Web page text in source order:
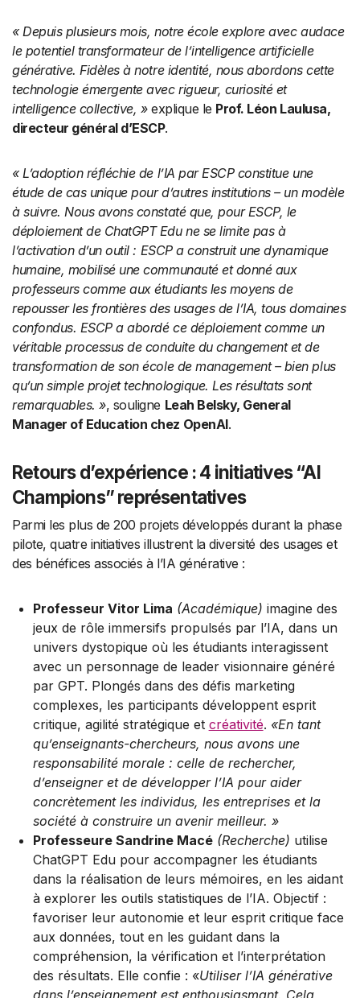
« Depuis plusieurs mois, notre école explore avec audace
le potentiel transformateur de l’intelligence artificielle
générative. Fidèles à notre identité, nous abordons cette
technologie émergente avec rigueur, curiosité et
intelligence collective, »explique le Prof. Léon Laulusa,
directeur général d’ESCP.
« L’adoption réfléchie de l’IA par ESCP constitue une
étude de cas unique pour d’autres institutions – un modèle
à suivre. Nous avons constaté que, pour ESCP, le
déploiement de ChatGPT Edu ne se limite pas à
l’activation d’un outil : ESCP a construit une dynamique
humaine, mobilisé une communauté et donné aux
professeurs comme aux étudiants les moyens de
repousser les frontières des usages de l’IA, tous domaines
confondus. ESCP a abordé ce déploiement comme un
véritable processus de conduite du changement et de
transformation de son école de management – bien plus
qu’un simple projet technologique. Les résultats sont
remarquables. », souligne Leah Belsky, General
Manager of Education chez OpenAI.
Retours d’expérience : 4 initiatives “AI
Champions” représentatives
Parmi les plus de 200 projets développés durant la phase
pilote, quatre initiatives illustrent la diversité des usages et
des bénéfices associés à l’IA générative :
Professeur Vitor Lima (Académique) imagine des
jeux de rôle immersifs propulsés par l’IA, dans un
univers dystopique où les étudiants interagissent
avec un personnage de leader visionnaire généré
par GPT. Plongés dans des défis marketing
complexes, les participants développent esprit
critique, agilité stratégique et créativité. «En tant
qu’enseignants-chercheurs, nous avons une
responsabilité morale : celle de rechercher,
d’enseigner et de développer l’IA pour aider
concrètement les individus, les entreprises et la
société à construire un avenir meilleur. »
Professeure Sandrine Macé (Recherche) utilise
ChatGPT Edu pour accompagner les étudiants
dans la réalisation de leurs mémoires, en les aidant
à explorer les outils statistiques de l’IA. Objectif :
favoriser leur autonomie et leur esprit critique face
aux données, tout en les guidant dans la
compréhension, la vérification et l’interprétation
des résultats. Elle confie : «Utiliser l’IA générative
dans l’enseignement est enthousiasmant. Cela